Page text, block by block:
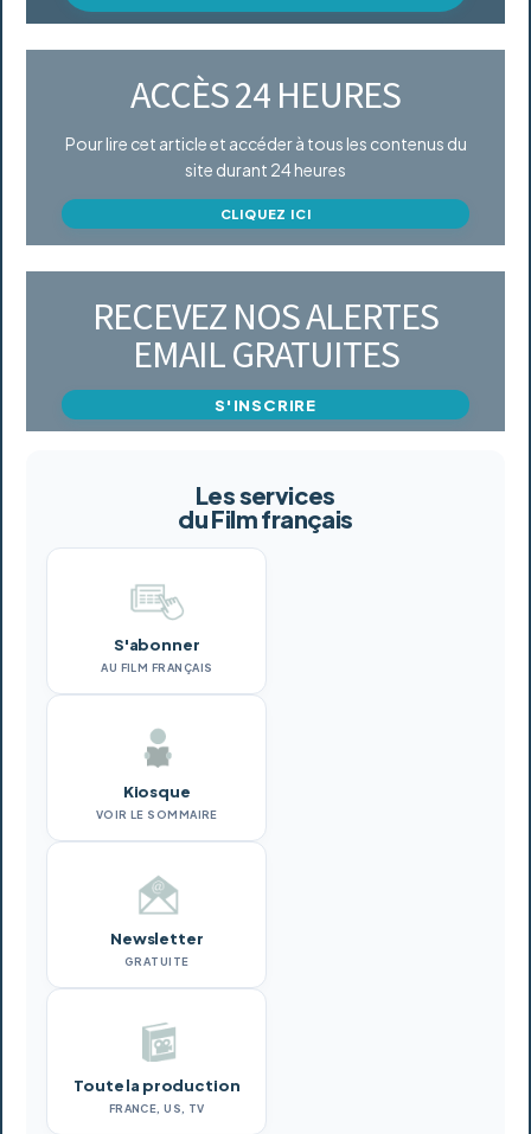
ACCÈS 24 HEURES
Pour lire cet article et accéder à tous les contenus du
site durant 24 heures
CLIQUEZ ICI
RECEVEZ NOS ALERTES
EMAIL GRATUITES
S'INSCRIRE
Les services
du Film français
S'abonner
AU FILM FRANÇAIS
Kiosque
VOIR LE SOMMAIRE
Newsletter
GRATUITE
Toute la production
FRANCE, US, TV